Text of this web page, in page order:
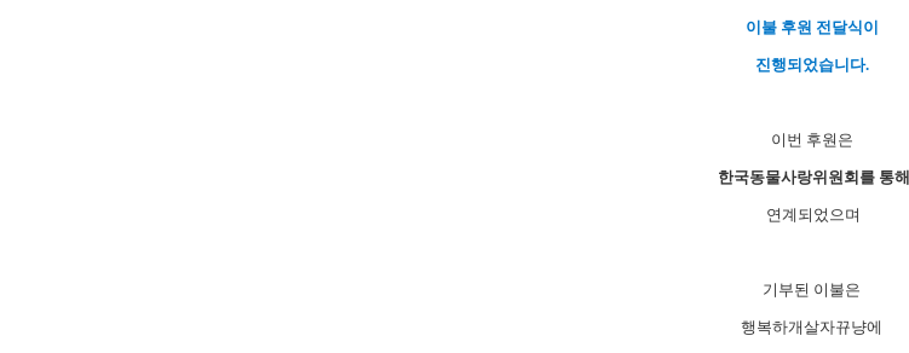
이불 후원 전달식이
진행되었습니다.
이번 후원은
한국동물사랑위원회를 통해
연계되었으며
기부된 이불은
행복하개살자뀨냥에